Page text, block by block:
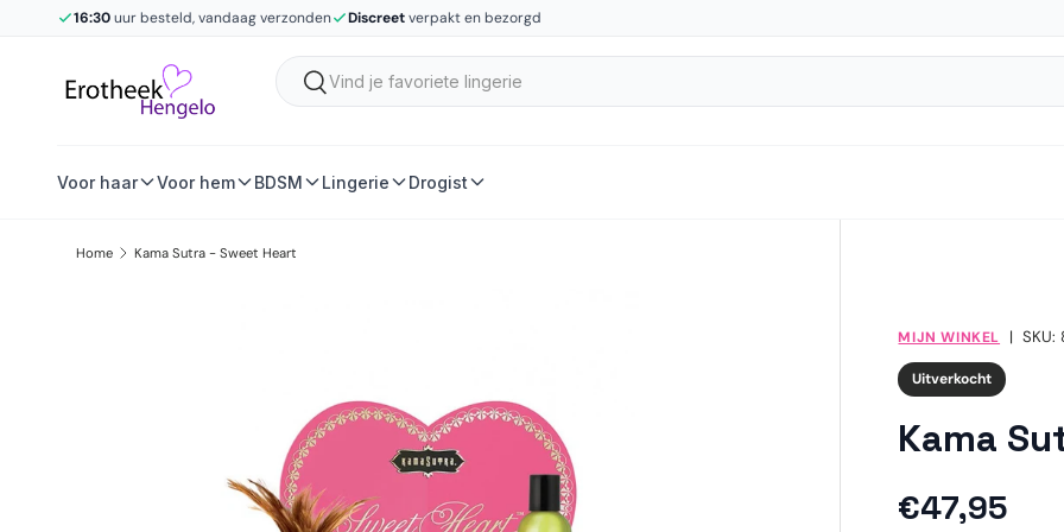
16:30uur besteld, vandaag verzonden Discreetverpakt en bezorgd
Zoeken
Zoeken
Voor haar Voor hem BDSM Lingerie Drogist
Home Kama Sutra - Sweet Heart
MIJN WINKEL |SKU:
Uitverkocht
Kama
Reguliere
€47,95